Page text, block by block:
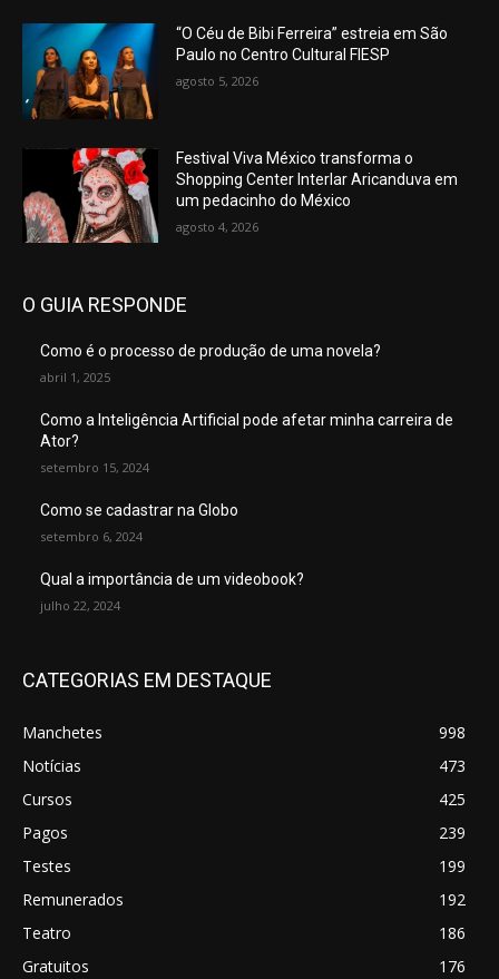
“O Céu de Bibi Ferreira” estreia em São
Paulo no Centro Cultural FIESP
agosto 5, 2026
Festival Viva México transforma o
Shopping Center Interlar Aricanduva em
um pedacinho do México
agosto 4, 2026
O GUIA RESPONDE
Como é o processo de produção de uma novela?
abril 1, 2025
Como a Inteligência Artificial pode afetar minha carreira de
Ator?
setembro 15, 2024
Como se cadastrar na Globo
setembro 6, 2024
Qual a importância de um videobook?
julho 22, 2024
CATEGORIAS EM DESTAQUE
Manchetes
998
Notícias
473
Cursos
425
Pagos
239
Testes
199
Remunerados
192
Teatro
186
Gratuitos
176